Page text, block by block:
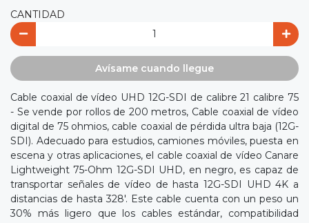
CANTIDAD
Avísame cuando llegue
Cable coaxial de vídeo UHD 12G-SDI de calibre 21 calibre 75
- Se vende por rollos de 200 metros, Cable coaxial de vídeo
digital de 75 ohmios, cable coaxial de pérdida ultra baja (12G-
SDI). Adecuado para estudios, camiones móviles, puesta en
escena y otras aplicaciones, el cable coaxial de vídeo Canare
Lightweight 75-Ohm 12G-SDI UHD, en negro, es capaz de
transportar señales de vídeo de hasta 12G-SDI UHD 4K a
distancias de hasta 328'. Este cable cuenta con un peso un
30% más ligero que los cables estándar, compatibilidad